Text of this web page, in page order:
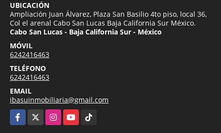
UBICACIÓN
Ampliación Juan Álvarez, Plaza San Basilio 4to piso, local 36,
Col el arenal Cabo San Lucas Baja California Sur México.
Cabo San Lucas - Baja California Sur - México
MÓVIL
6242416463
TELÉFONO
6242416463
EMAIL
ibasuinmobiliaria@gmail.com
Facebook
InstagramYouTubeTikTok